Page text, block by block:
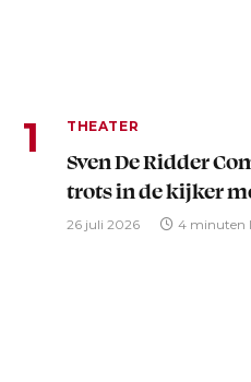
THEATER
Sven De Ridder
trots in de kijker
26 juli 2026 4 minuten